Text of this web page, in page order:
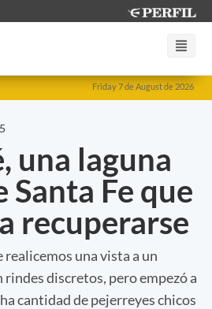
Friday 7 de August de 2026
una laguna
Santa Fe que
recuperarse
una vista a un
discretos, pero empezó a
cantidad de pejerreyes chicos